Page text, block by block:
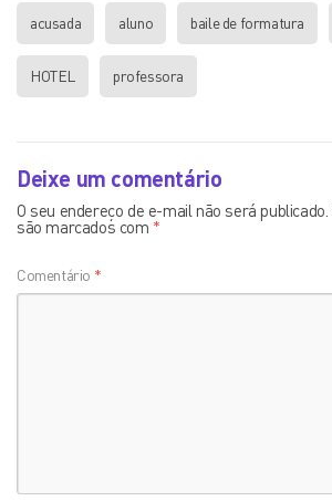
acusada aluno baile de formatura
HOTEL professora
Deixe um comentário
O seu endereço de e-mail não será publicado.
são marcados com *
Comentário *